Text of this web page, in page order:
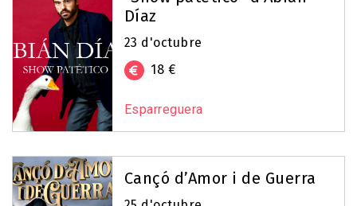
Díaz
23 d'octubre
18 €
Esparreguera
Cançó d’Amor i de Guerra